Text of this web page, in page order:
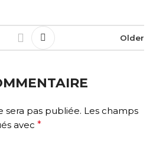
Older
sera pas publiée. Les champs
avec *